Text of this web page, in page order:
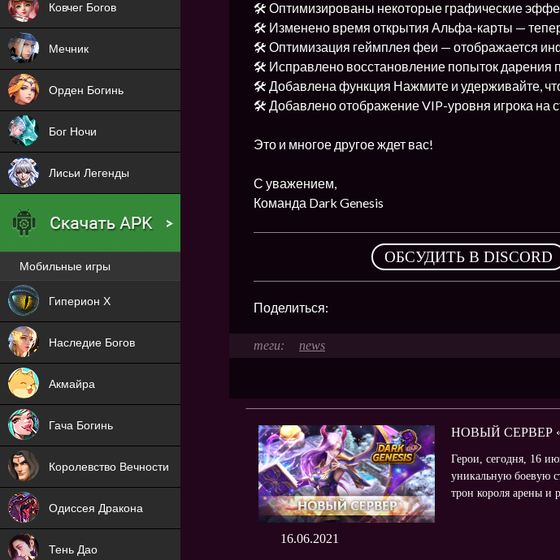
🛠 Оптимизированы некоторые графические
🛠 Изменено время открытия Альфа-карты —
🛠 Оптимизация геймплея феи — отображается
🛠 Исправлено восстановление попыток дарения
🛠 Добавлена функция Нажмите и удерживайте,
🛠 Добавлено отображение VIP-уровня игрока на
Это и многое другое ждет вас!
С уважением,
Команда Dark Genesis
ОБСУДИТЬ В DISCORD
Поделиться:
news
16.06.2021
НОВЫЙ СЕРВЕР
Герои, сегодня, 16
уникальную боевую
трон короля арены и
Ковчег Богов
Мечник
Орден Богинь
Бог Ночи
Лисьи Легенды
Мобильные игры
Гиперион Х
Наследие Богов
NEW
Акмайра
NEW
Гача Богинь
NEW
Королевство Вечности
NEW
Одиссея Дракона
NEW
Тень Дао
NEW